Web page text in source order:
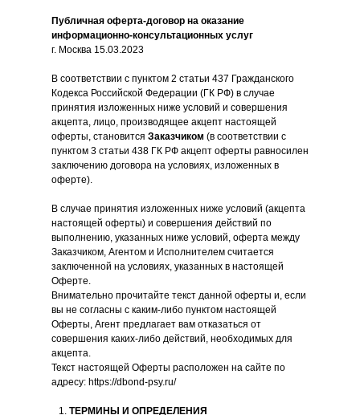
Публичная оферта-договор на оказание
информационно-консультационных услуг
г. Москва 15.03.2023
В соответствии с пунктом 2 статьи 437 Гражданского
Кодекса Российской Федерации (ГК РФ) в случае
принятия изложенных ниже условий и совершения
акцепта, лицо, производящее акцепт настоящей
оферты, становится Заказчиком (в соответствии с
пунктом 3 статьи 438 ГК РФ акцепт оферты равносилен
заключению договора на условиях, изложенных в
оферте).
В случае принятия изложенных ниже условий (акцепта
настоящей оферты) и совершения действий по
выполнению, указанных ниже условий, оферта между
Заказчиком, Агентом и Исполнителем считается
заключенной на условиях, указанных в настоящей
Оферте.
Внимательно прочитайте текст данной оферты и, если
вы не согласны с каким-либо пунктом настоящей
Оферты, Агент предлагает вам отказаться от
совершения каких-либо действий, необходимых для
акцепта.
Текст настоящей Оферты расположен на сайте по
адресу: https://dbond-psy.ru/
ТЕРМИНЫ И ОПРЕДЕЛЕНИЯ